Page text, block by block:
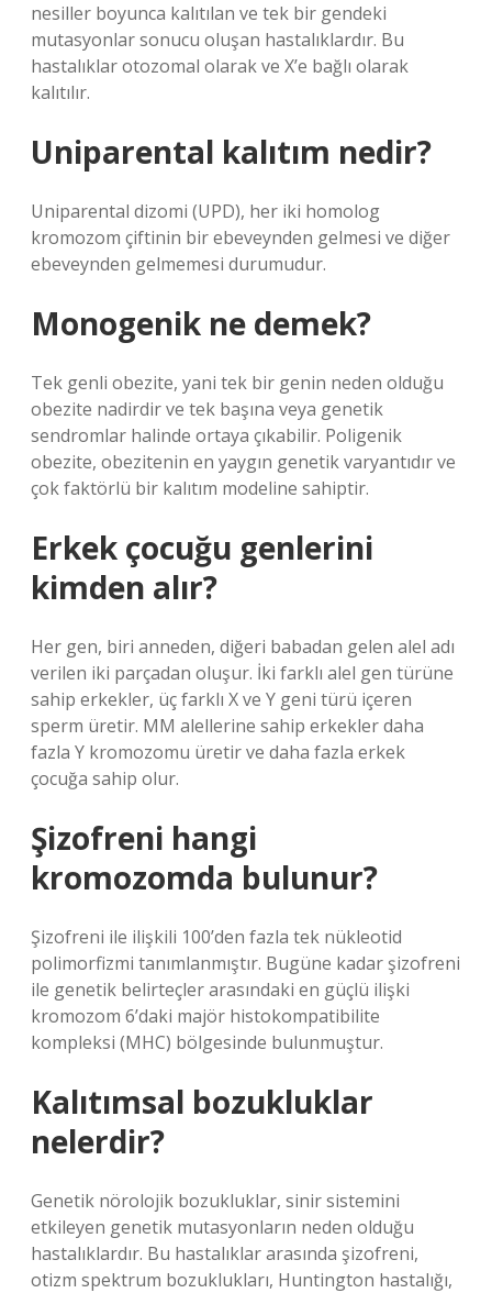
nesiller boyunca kalıtılan ve tek bir gendeki
mutasyonlar sonucu oluşan hastalıklardır. Bu
hastalıklar otozomal olarak ve X’e bağlı olarak
kalıtılır.
Uniparental kalıtım nedir?
Uniparental dizomi (UPD), her iki homolog
kromozom çiftinin bir ebeveynden gelmesi ve diğer
ebeveynden gelmemesi durumudur.
Monogenik ne demek?
Tek genli obezite, yani tek bir genin neden olduğu
obezite nadirdir ve tek başına veya genetik
sendromlar halinde ortaya çıkabilir. Poligenik
obezite, obezitenin en yaygın genetik varyantıdır ve
çok faktörlü bir kalıtım modeline sahiptir.
Erkek çocuğu genlerini
kimden alır?
Her gen, biri anneden, diğeri babadan gelen alel adı
verilen iki parçadan oluşur. İki farklı alel gen türüne
sahip erkekler, üç farklı X ve Y geni türü içeren
sperm üretir. MM alellerine sahip erkekler daha
fazla Y kromozomu üretir ve daha fazla erkek
çocuğa sahip olur.
Şizofreni hangi
kromozomda bulunur?
Şizofreni ile ilişkili 100’den fazla tek nükleotid
polimorfizmi tanımlanmıştır. Bugüne kadar şizofreni
ile genetik belirteçler arasındaki en güçlü ilişki
kromozom 6’daki majör histokompatibilite
kompleksi (MHC) bölgesinde bulunmuştur.
Kalıtımsal bozukluklar
nelerdir?
Genetik nörolojik bozukluklar, sinir sistemini
etkileyen genetik mutasyonların neden olduğu
hastalıklardır. Bu hastalıklar arasında şizofreni,
otizm spektrum bozuklukları, Huntington hastalığı,